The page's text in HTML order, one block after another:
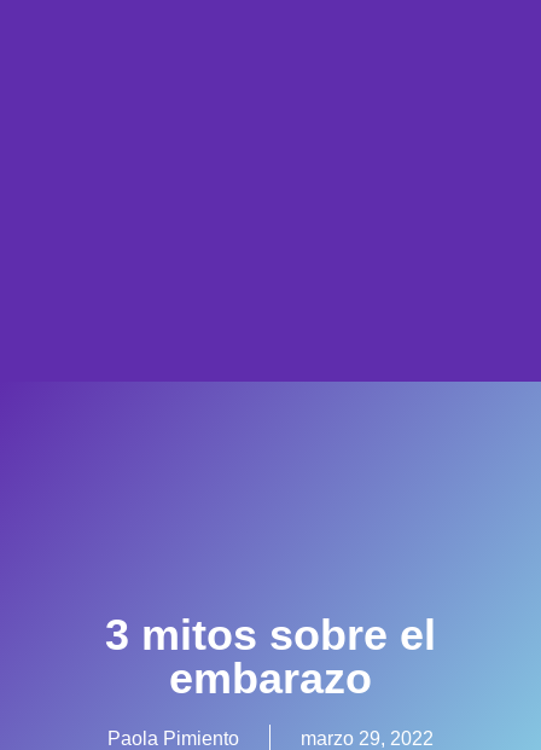
3 mitos sobre el
embarazo
Paola Pimiento marzo 29, 2022